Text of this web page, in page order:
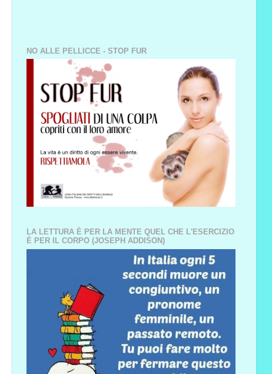
NO ALLE PELLICCE - STOP FUR
LA LETTURA È PER LA MENTE QUEL CHE L'ESERCIZIO
È PER IL CORPO (JOSEPH ADDISON)